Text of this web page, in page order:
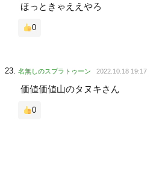
ほっときゃええやろ
0
名無しのスプラトゥーン 2022.10.18 19:17
価値価値山のタヌキさん
0